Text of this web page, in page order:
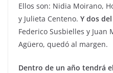
Ellos son: Nidia Moirano,
y Julieta Centeno. Y dos
Federico Susbielles y Juan
Agüero, quedó al margen.
Dentro de un año tendrá